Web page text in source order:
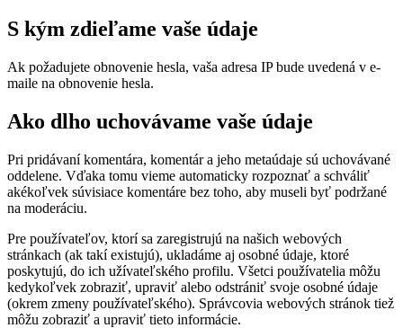
S kým zdieľame vaše údaje
Ak požadujete obnovenie hesla, vaša adresa IP bude uvedená v e-
maile na obnovenie hesla.
Ako dlho uchovávame vaše údaje
Pri pridávaní komentára, komentár a jeho metaúdaje sú uchovávané
oddelene. Vďaka tomu vieme automaticky rozpoznať a schváliť
akékoľvek súvisiace komentáre bez toho, aby museli byť podržané
na moderáciu.
Pre používateľov, ktorí sa zaregistrujú na našich webových
stránkach (ak takí existujú), ukladáme aj osobné údaje, ktoré
poskytujú, do ich užívateľského profilu. Všetci používatelia môžu
kedykoľvek zobraziť, upraviť alebo odstrániť svoje osobné údaje
(okrem zmeny používateľského). Správcovia webových stránok tiež
môžu zobraziť a upraviť tieto informácie.